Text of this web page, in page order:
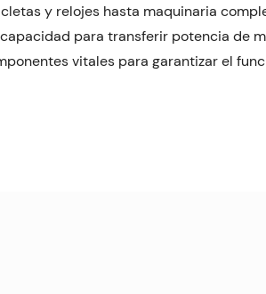
y relojes hasta maquinaria
para transferir potencia de
vitales para garantizar el